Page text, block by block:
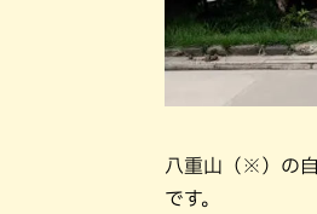
八重山（※）の
です。